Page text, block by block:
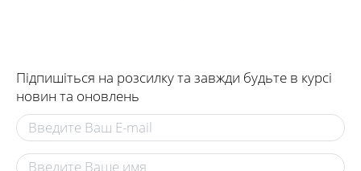
Підпишіться на розсилку та завжди будьте в курсі
новин та оновлень